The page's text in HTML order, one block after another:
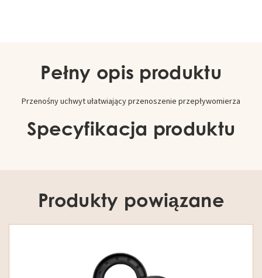
Pełny opis produktu
Przenośny uchwyt ułatwiający przenoszenie przepływomierza
Specyfikacja produktu
Produkty powiązane